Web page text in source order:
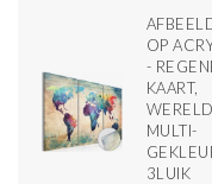
OP
-
KAART,
MULTI-
3LUIK